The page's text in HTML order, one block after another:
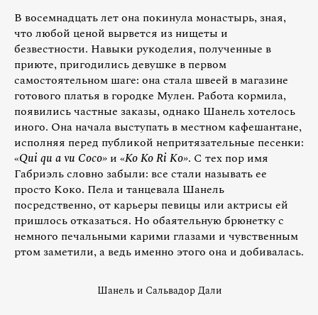
В восемнадцать лет она покинула монастырь, зная,
что любой ценой вырвется из нищеты и
безвестности. Навыки рукоделия, полученные в
приюте, пригодились девушке в первом
самостоятельном шаге: она стала швеей в магазине
готового платья в городке Мулен. Работа кормила,
появились частные заказы, однако Шанель хотелось
иного. Она начала выступать в местном кафешантане,
исполняя перед публикой непритязательные песенки:
«Qui qu a vu Coco» и «Ко Ко Ri Kо». С тех пор имя
Габриэль словно забыли: все стали называть ее
просто Коко. Пела и танцевала Шанель
посредственно, от карьеры певицы или актрисы ей
пришлось отказаться. Но обаятельную брюнетку с
немного печальными карими глазами и чувственным
ртом заметили, а ведь именно этого она и добивалась.
Шанель и Сальвадор Дали